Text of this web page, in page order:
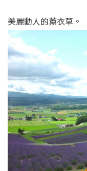
美麗動人的薰衣草。